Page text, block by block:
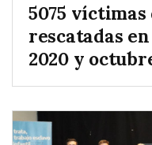
5075
rescatadas
2020 y